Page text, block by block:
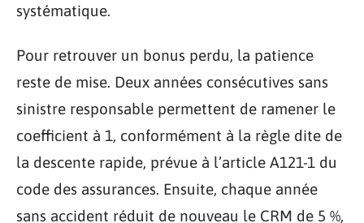
systématique.
Pour retrouver un bonus perdu, la patience
reste de mise. Deux années consécutives sans
sinistre responsable permettent de ramener le
coefficient à 1, conformément à la règle dite de
la descente rapide, prévue à l’article A121-1 du
code des assurances. Ensuite, chaque année
sans accident réduit de nouveau le CRM de 5 %,